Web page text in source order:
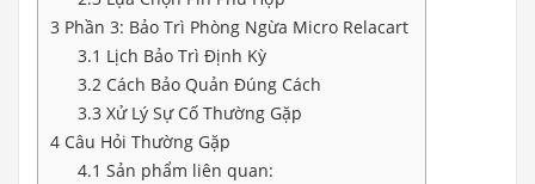
3 Phần 3: Bảo Trì Phòng Ngừa Micro Relacart
3.1 Lịch Bảo Trì Định Kỳ
3.2Cách Bảo Quản Đúng Cách
3.3Xử Lý Sự Cố Thường Gặp
4 Câu Hỏi Thường Gặp
4.1 Sản phẩm liên quan: